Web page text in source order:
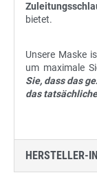
bietet.
Unsere Maske
um maximale
Sie, dass das
das
HERSTELLER-